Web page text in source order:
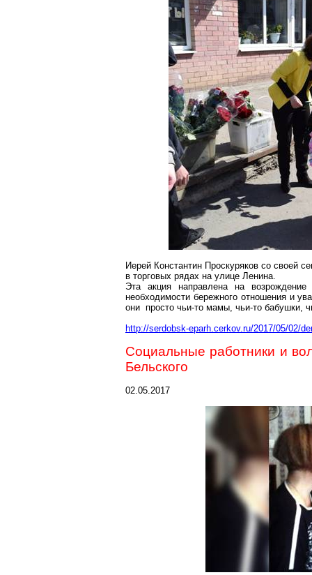
Иерей Константин Проскуряков со своей
в торговых рядах на улице Ленина.
Эта акция направлена на
необходимости бережного отношения и
они просто чьи-то мамы, чьи-то бабушки,
http://serdobsk-eparh.cerkov.ru/2017/05/02/
Социальные работники и
Бельского
02.05.2017